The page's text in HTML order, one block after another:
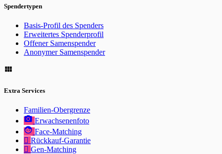
Spendertypen
Basis-Profil des Spenders
Erweitertes Spenderprofil
Offener Samenspender
Anonymer Samenspender
Extra Services
Familien-Obergrenze
Erwachsenenfoto
Face-Matching
Rückkauf-Garantie
Gen-Matching